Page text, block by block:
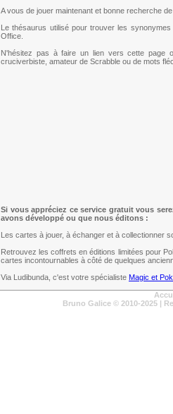
A vous de jouer maintenant et bonne recherche
Le thésaurus utilisé pour trouver les
Office.
N'hésitez pas à faire un lien vers cette
cruciverbiste, amateur de Scrabble ou de mots
Si vous appréciez ce service gratuit vous
avons développé ou que nous éditons :
Les cartes à jouer, à échanger et à collectionner
Retrouvez les coffrets en éditions limitées pour
cartes incontournables à côté de quelques
Via Ludibunda, c'est votre spécialiste Magic et
Bruno Galice © 2010-2025 |